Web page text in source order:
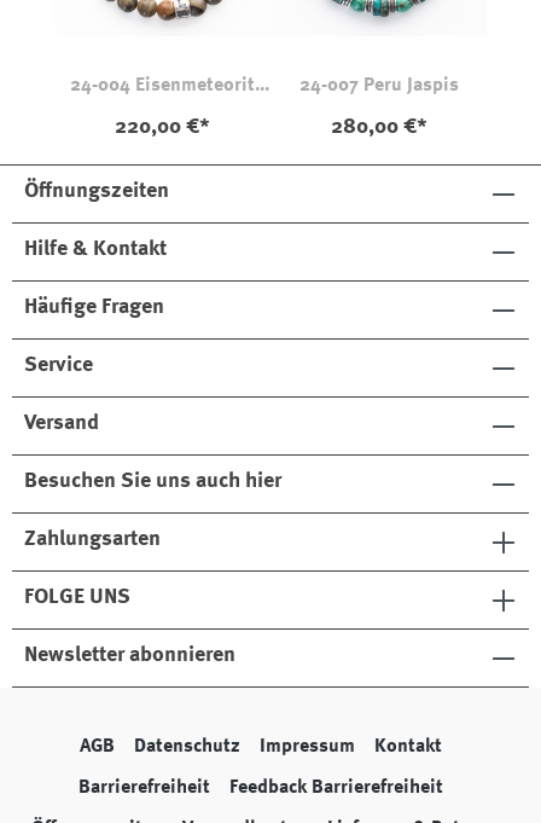
24-004 Eisenmeteorit
220,00 €*
24-007 Peru Jaspis
280,00 €*
Öffnungszeiten
Hilfe & Kontakt
Häufige Fragen
Service
Versand
Besuchen Sie uns auch hier
Zahlungsarten
FOLGE UNS
Newsletter abonnieren
AGB Datenschutz Impressum Kontakt
Barrierefreiheit Feedback Barrierefreiheit